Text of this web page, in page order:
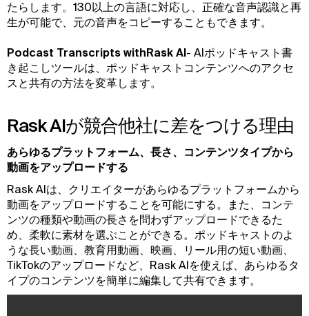
たらします。130以上の言語に対応し、正確な音声認識と再
生が可能で、元の音声をコピーすることもできます。
Podcast Transcripts withRask AI- AIポッドキャスト書
き起こしツールは、ポッドキャストコンテンツへのアクセ
スと共有の方法を変革します。
Rask AIが競合他社に差をつける理由
あらゆるプラットフォーム、長さ、コンテンツタイプから
動画をアップロードする
Rask AIは、クリエイターがあらゆるプラットフォームから
動画をアップロードすることを可能にする。また、コンテ
ンツの種類や動画の長さを問わずアップロードできるた
め、柔軟に素材を選ぶことができる。ポッドキャストのよ
うな長い動画、教育用動画、映画、リール用の短い動画、
TikTokのアップロードなど、Rask AIを使えば、あらゆるタ
イプのコンテンツを簡単に編集して共有できます。